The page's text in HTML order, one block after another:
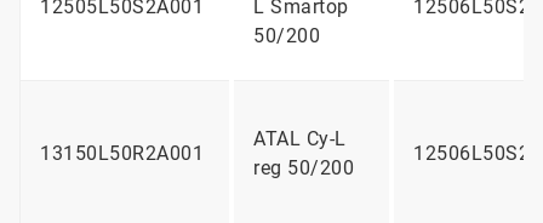
12505L50S2A001
L Smartop
50/200
13150L50R2A001
ATAL Cy-L
reg 50/200